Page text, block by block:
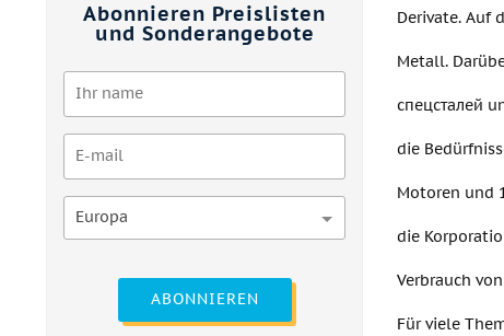
Abonnieren Preislisten
und Sonderangebote
Europa
ABONNIEREN
Derivate. Auf
Metall.
спецсталей
die
Motoren und
die
Verbrauch
Für viele